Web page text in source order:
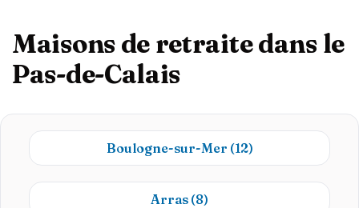
Maisons de retraite dans le
Pas-de-Calais
Boulogne-sur-Mer (12)
Arras (8)